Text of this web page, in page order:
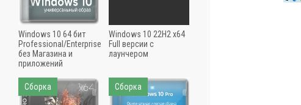
Windows 10 64 бит
Professional/Enterprise
без Магазина и
приложений
Windows 10 22H2 x64
Full версии с
лаунчером
Сборка Сборка